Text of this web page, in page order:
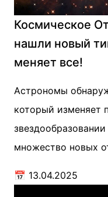
Космическое
нашли новый
меняет все!
Астрономы
который изменяет
множество новых
📅 13.04.2025